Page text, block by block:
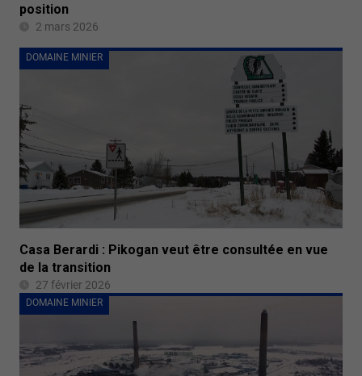
position
2 mars 2026
DOMAINE MINIER
Casa Berardi : Pikogan veut être consultée en vue
de la transition
27 février 2026
DOMAINE MINIER